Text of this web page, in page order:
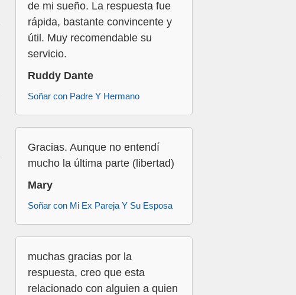
de mi sueño. La respuesta fue
rápida, bastante convincente y
útil. Muy recomendable su
servicio.
Ruddy Dante
Soñar con Padre Y Hermano
Gracias. Aunque no entendí
mucho la última parte (libertad)
Mary
Soñar con Mi Ex Pareja Y Su Esposa
muchas gracias por la
respuesta, creo que esta
relacionado con alguien a quien